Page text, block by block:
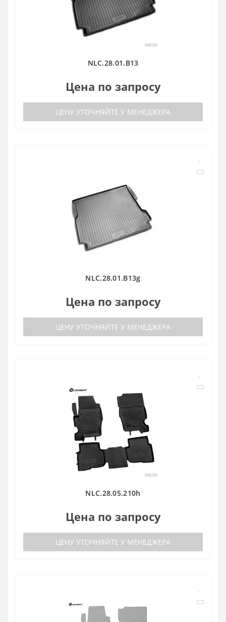
NLC.28.01.B13
Цена по запросу
ЦЕНУ УТОЧНЯЙТЕ У МЕНЕДЖЕРА
NLC.28.01.B13g
Цена по запросу
ЦЕНУ УТОЧНЯЙТЕ У МЕНЕДЖЕРА
NLC.28.05.210h
Цена по запросу
ЦЕНУ УТОЧНЯЙТЕ У МЕНЕДЖЕРА